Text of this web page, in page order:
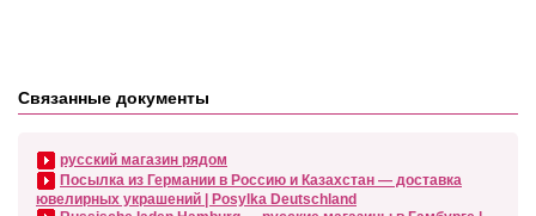
Связанные документы
русский магазин рядом
Посылка из Германии в Россию и Казахстан — доставка
ювелирных украшений | Posylka Deutschland